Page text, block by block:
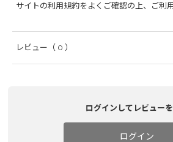
サイトの利用規約をよくご確認の上、ご利
レビュー （ 0 ）
ログインしてレビュー
ログイン